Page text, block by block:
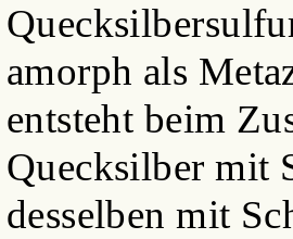
amorph als
entsteht beim
Quecksilber mit
desselben mit